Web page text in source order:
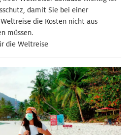
damit Sie bei einer
die Kosten nicht aus
müssen.
die Weltreise